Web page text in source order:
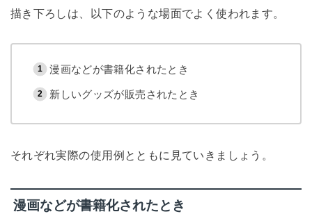
描き下ろしは、以下のような場面でよく使われます。
漫画などが書籍化されたとき
新しいグッズが販売されたとき
それぞれ実際の使用例とともに見ていきましょう。
漫画などが書籍化されたとき